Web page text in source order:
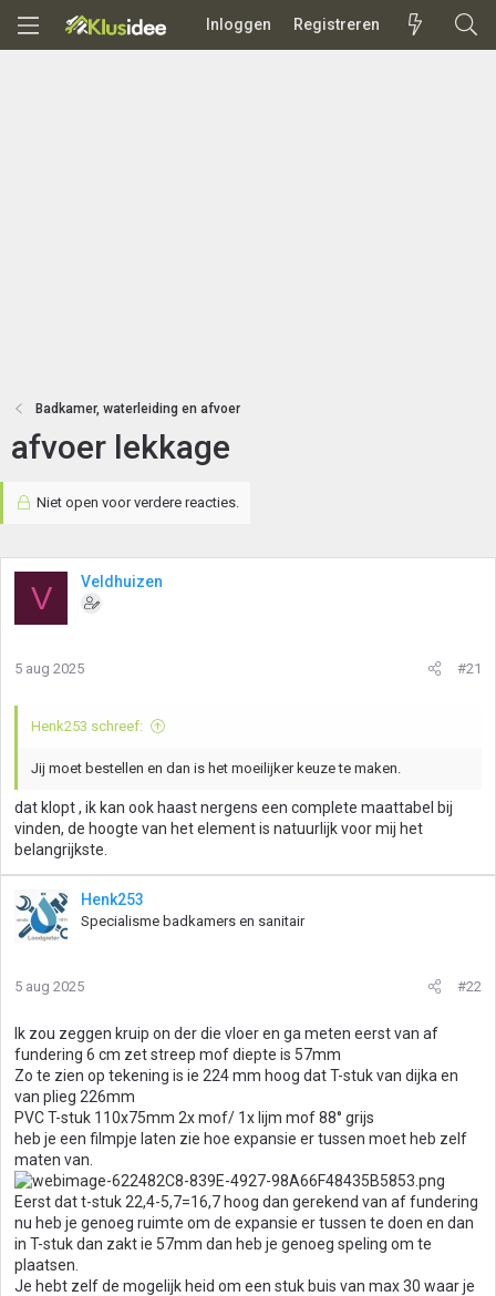
Inloggen Registreren
Badkamer, waterleiding en afvoer
afvoer lekkage
Niet open voor verdere reacties.
V Veldhuizen
5 aug 2025 #21
Henk253 schreef:
Jij moet bestellen en dan is het moeilijker keuze te maken.
dat klopt , ik kan ook haast nergens een complete maattabel bij
vinden, de hoogte van het element is natuurlijk voor mij het
belangrijkste.
Henk253
Specialisme badkamers en sanitair
5 aug 2025 #22
Ik zou zeggen kruip on der die vloer en ga meten eerst van af
fundering 6 cm zet streep mof diepte is 57mm
Zo te zien op tekening is ie 224 mm hoog dat T-stuk van dijka en
van plieg 226mm
PVC T-stuk 110x75mm 2x mof/ 1x lijm mof 88° grijs
heb je een filmpje laten zie hoe expansie er tussen moet heb zelf
maten van.
Eerst dat t-stuk 22,4-5,7=16,7 hoog dan gerekend van af fundering
nu heb je genoeg ruimte om de expansie er tussen te doen en dan
in T-stuk dan zakt ie 57mm dan heb je genoeg speling om te
plaatsen.
Je hebt zelf de mogelijk heid om een stuk buis van max 30 waar je